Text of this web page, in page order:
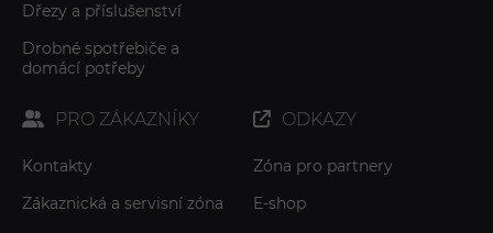
Dřezy a příslušenství
Drobné spotřebiče a
domácí potřeby
PRO ZÁKAZNÍKY
Kontakty
Zákaznická a servisní zóna
ODKAZY
Zóna pro partnery
E-shop